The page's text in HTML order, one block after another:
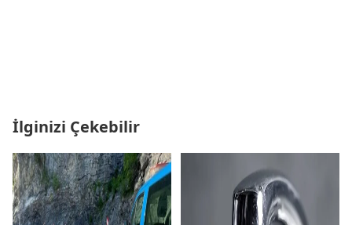
İlginizi Çekebilir